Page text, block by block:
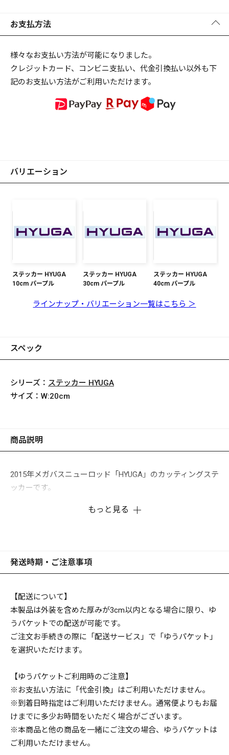
お支払方法
様々なお支払い方法が可能になりました。
クレジットカード、コンビニ支払い、代金引換払い以外も下
記のお支払い方法がご利用いただけます。
バリエーション
ステッカー HYUGA
10cm パープル
ステッカー HYUGA
30cm パープル
ステッカー HYUGA
40cm パープル
ラインナップ・バリエーション一覧はこちら ＞
スペック
シリーズ： ステッカー HYUGA
サイズ： W:20cm
商品説明
2015年メガバスニューロッド「HYUGA」のカッティングステ
ッカーです。
もっと見る
発送時期・ご注意事項
【配送について】
本製品は外装を含めた厚みが3cm以内となる場合に限り、ゆ
うパケットでの配送が可能です。
ご注文お手続きの際に「配送サービス」で「ゆうパケット」
を選択いただけます。
【ゆうパケットご利用時のご注意】
※お支払い方法に「代金引換」はご利用いただけません。
※到着日時指定はご利用いただけません。通常便よりもお届
けまでに多少お時間をいただく場合がございます。
※本商品と他の商品を一緒にご注文の場合、ゆうパケットは
ご利用いただけません。